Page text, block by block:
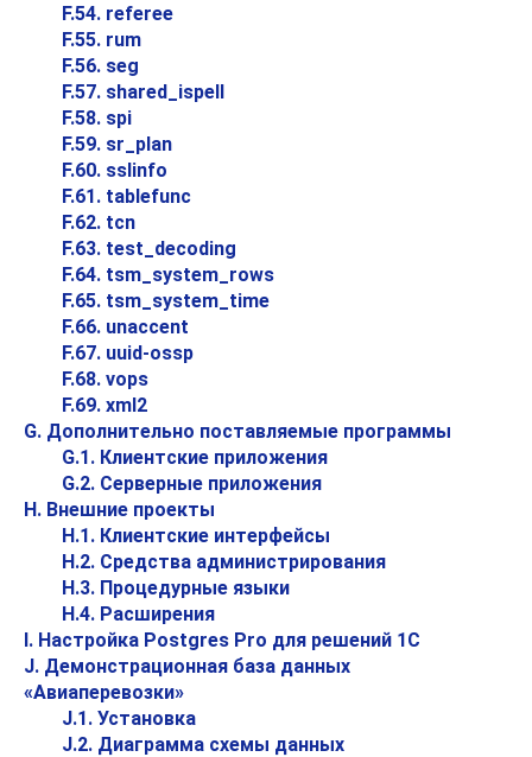
F.54. referee
F.55. rum
F.56. seg
F.57. shared_ispell
F.58. spi
F.59. sr_plan
F.60. sslinfo
F.61. tablefunc
F.62. tcn
F.63. test_decoding
F.64. tsm_system_rows
F.65. tsm_system_time
F.66. unaccent
F.67. uuid-ossp
F.68. vops
F.69. xml2
G. Дополнительно поставляемые программы
G.1. Клиентские приложения
G.2. Серверные приложения
H. Внешние проекты
H.1. Клиентские интерфейсы
H.2. Средства администрирования
H.3. Процедурные языки
H.4. Расширения
I. Настройка Postgres Pro для решений 1С
J. Демонстрационная база данных
«Авиаперевозки»
J.1. Установка
J.2. Диаграмма схемы данных